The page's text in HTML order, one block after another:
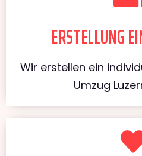
ERSTELLUNG
Wir erstellen ein
Umzug